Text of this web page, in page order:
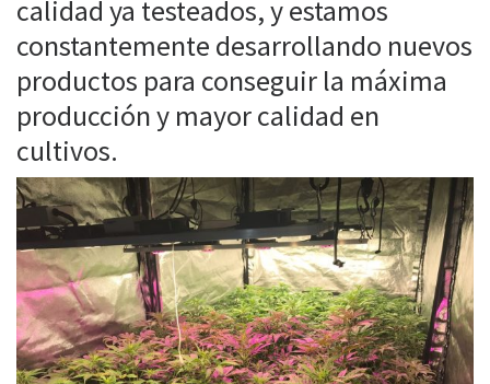
calidad ya testeados, y estamos
constantemente desarrollando nuevos
productos para conseguir la máxima
producción y mayor calidad en
cultivos.